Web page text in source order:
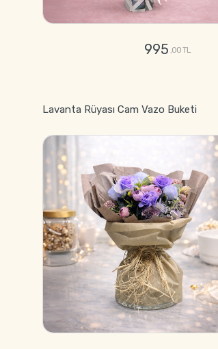
995 ,00 TL
Lavanta Rüyası Cam Vazo Buketi